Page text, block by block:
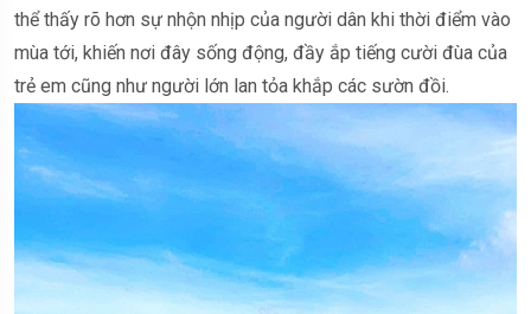
thể thấy rõ hơn sự nhộn nhịp của người dân khi thời điểm vào
mùa tới, khiến nơi đây sống động, đầy ắp tiếng cười đùa của
trẻ em cũng như người lớn lan tỏa khắp các sườn đồi.